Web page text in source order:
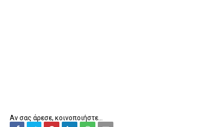
Αν σας άρεσε, κοινοποιήστε...